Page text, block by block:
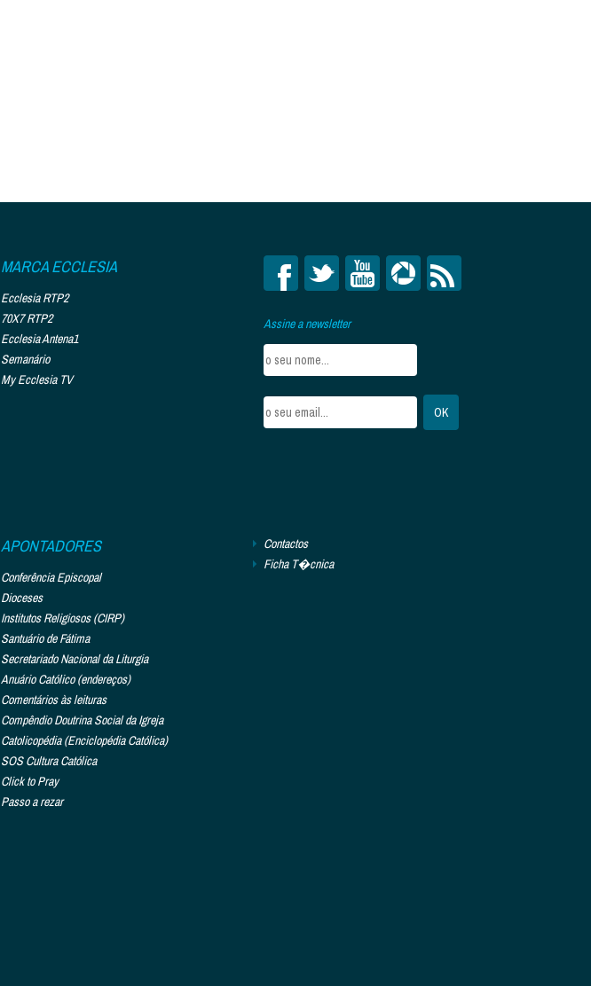
MARCA ECCLESIA
Ecclesia RTP2
70X7 RTP2
Ecclesia Antena1
Semanário
My Ecclesia TV
Assine a newsletter
APONTADORES
Conferência Episcopal
Dioceses
Institutos Religiosos (CIRP)
Santuário de Fátima
Secretariado Nacional da Liturgia
Anuário Católico (endereços)
Comentários às leituras
Compêndio Doutrina Social da Igreja
Catolicopédia (Enciclopédia Católica)
SOS Cultura Católica
Click to Pray
Passo a rezar
Contactos
Ficha T�cnica